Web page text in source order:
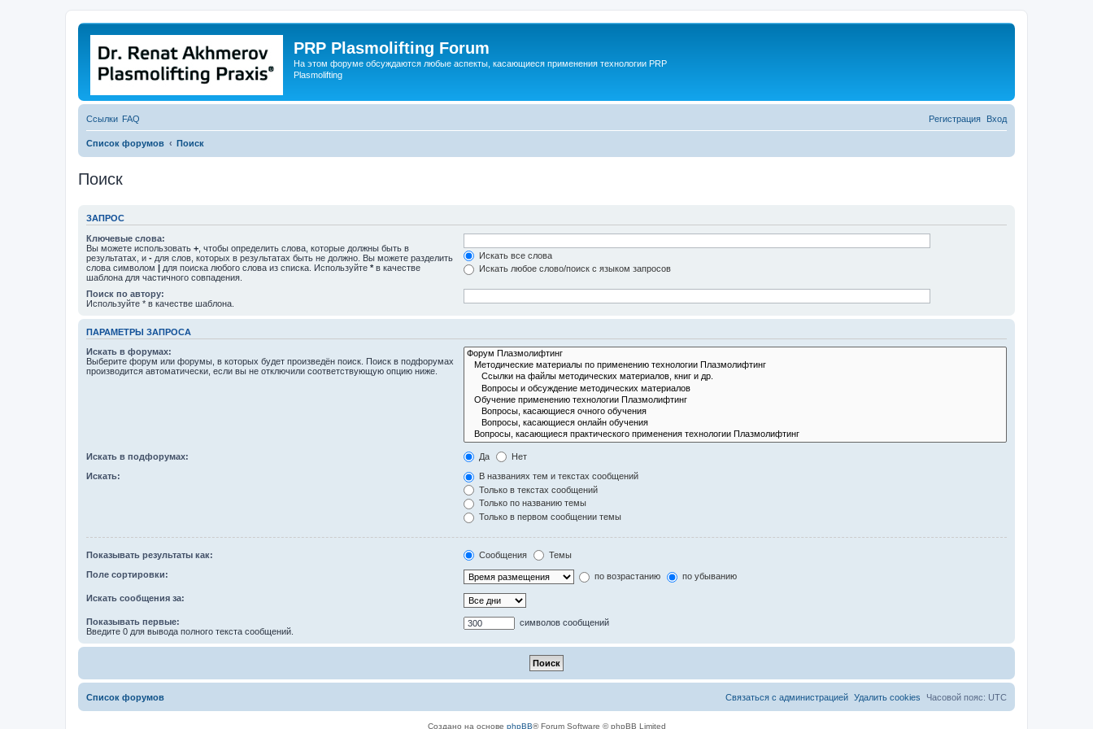
PRP Plasmolifting Forum
На этом форуме обсуждаются любые аспекты, касающиеся применения технологии PRP
Plasmolifting
Ссылки FAQ Вход
Регистрация
Список форумов Поиск
Поиск
ЗАПРОС
Ключевые слова:
Вы можете использовать + , чтобы определить слова, которые должны быть в
результатах, и - для слов, которых в результатах быть не должно. Вы можете разделить
слова символом | для поиска любого слова из списка. Используйте * в качестве
шаблона для частичного совпадения.
Искать все слова
Искать любое слово/поиск с языком запросов
Поиск по автору:
Используйте * в качестве шаблона.
ПАРАМЕТРЫ ЗАПРОСА
Искать в форумах:
Выберите форум или форумы, в которых будет произведён поиск. Поиск в подфорумах
производится автоматически, если вы не отключили соответствующую опцию ниже.
Искать в подфорумах: Да Нет
Искать:
В названиях тем и текстах сообщений
Только в текстах сообщений
Только по названию темы
Только в первом сообщении темы
Показывать результаты как: Сообщения Темы
Поле сортировки: по возрастанию по убыванию
Искать сообщения за:
Показывать первые:
Введите 0 для вывода полного текста сообщений.
символов сообщений
Список форумов Часовой пояс: UTC
Удалить cookies
Связаться с администрацией
Создано на основе phpBB® Forum Software © phpBB Limited